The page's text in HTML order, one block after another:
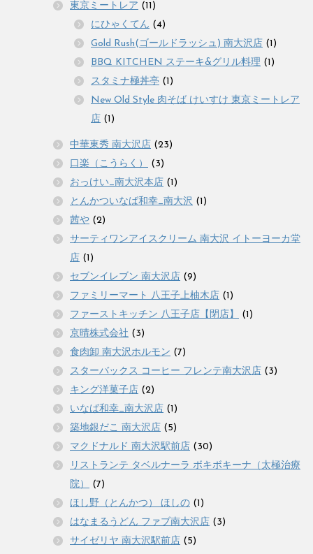
東京ミートレア (11)
にひゃくてん (4)
Gold Rush(ゴールドラッシュ) 南大沢店 (1)
BBQ KITCHEN ステーキ&グリル料理 (1)
スタミナ極丼亭 (1)
New Old Style 肉そば けいすけ 東京ミートレア
店 (1)
中華東秀 南大沢店 (23)
口楽（こうらく）
(3)
おっけい_南大沢本店 (1)
とんかついなば和幸_南大沢 (1)
茜や (2)
サーティワンアイスクリーム 南大沢 イトーヨーカ堂
店 (1)
セブンイレブン 南大沢店 (9)
ファミリーマート 八王子上柚木店 (1)
ファーストキッチン 八王子店【閉店】
(1)
京晴株式会社 (3)
食肉卸 南大沢ホルモン (7)
スターバックス コーヒー フレンテ南大沢店 (3)
キング洋菓子店 (2)
いなば和幸_南大沢店 (1)
築地銀だこ 南大沢店 (5)
マクドナルド 南大沢駅前店 (30)
リストランテ タベルナーラ ボキボキーナ（太極治療
院）
(7)
ほし野（とんかつ） ほしの (1)
はなまるうどん ファブ南大沢店 (3)
サイゼリヤ 南大沢駅前店 (5)